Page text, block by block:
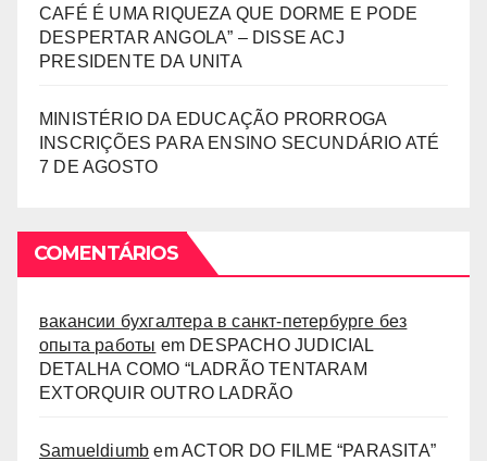
CAFÉ É UMA RIQUEZA QUE DORME E PODE
DESPERTAR ANGOLA” – DISSE ACJ
PRESIDENTE DA UNITA
MINISTÉRIO DA EDUCAÇÃO PRORROGA
INSCRIÇÕES PARA ENSINO SECUNDÁRIO ATÉ
7 DE AGOSTO
COMENTÁRIOS
вакансии бухгалтера в санкт-петербурге без
опыта работы em DESPACHO JUDICIAL
DETALHA COMO “LADRÃO TENTARAM
EXTORQUIR OUTRO LADRÃO
Samueldiumb emACTOR DO FILME “PARASITA”